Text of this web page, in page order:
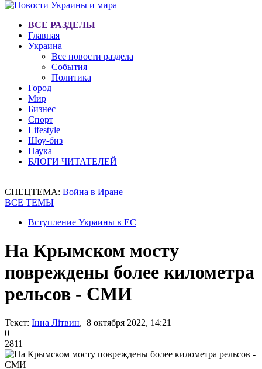
ВСЕ РАЗДЕЛЫ
Главная
Украина
Все новости раздела
События
Политика
Город
Мир
Бизнес
Спорт
Lifestyle
Шоу-биз
Наука
БЛОГИ ЧИТАТЕЛЕЙ
СПЕЦТЕМА: Война в Иране
ВСЕ ТЕМЫ
Вступление Украины в ЕС
На Крымском мосту
повреждены более километра
рельсов - СМИ
Текст: Інна Літвин, 8 октября 2022, 14:21
0
2811